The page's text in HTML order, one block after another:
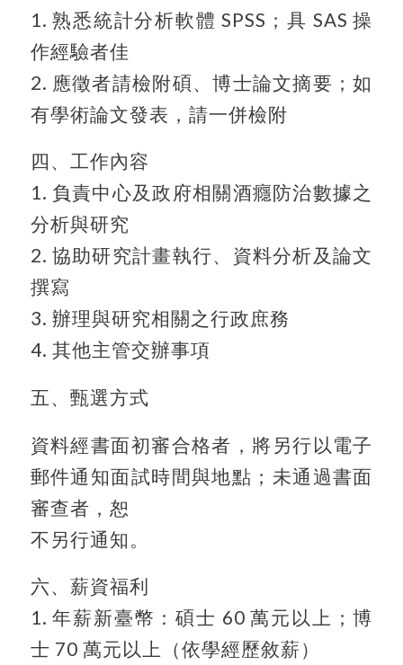
1. 熟悉統計分析軟體 SPSS；具 SAS 操
作經驗者佳
2. 應徵者請檢附碩、博士論文摘要；如
有學術論文發表，請一併檢附
四、工作內容
1. 負責中心及政府相關酒癮防治數據之
分析與研究
2. 協助研究計畫執行、資料分析及論文
撰寫
3. 辦理與研究相關之行政庶務
4. 其他主管交辦事項
五、甄選方式
資料經書面初審合格者，將另行以電子
郵件通知面試時間與地點；未通過書面
審查者，恕
不另行通知。
六、薪資福利
1. 年薪新臺幣：碩士 60 萬元以上；博
士 70 萬元以上（依學經歷敘薪）